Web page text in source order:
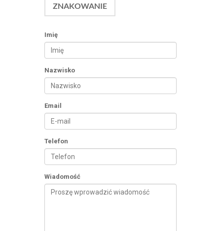
ZNAKOWANIE
Imię
Nazwisko
Email
Telefon
Wiadomość